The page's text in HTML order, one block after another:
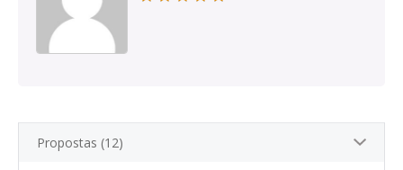
Propostas (12)